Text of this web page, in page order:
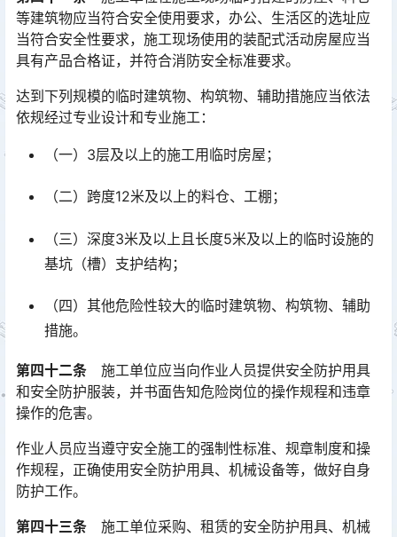
等建筑物应当符合安全使用要求，办公、生活区的选址应
当符合安全性要求，施工现场使用的装配式活动房屋应当
具有产品合格证，并符合消防安全标准要求。󠅅󠅃󠄵󠅂󠄪󠇖󠆨󠆨󠇕󠆞󠆒󠅬󠇘󠆭󠆘󠇙󠆝󠅵󠇗󠆭󠆁󠄐󠇗󠅹󠅸󠇖󠆍󠅳󠇖󠅹󠅰󠇖󠆌󠅹
达到下列规模的临时建筑物、构筑物、辅助措施应当依法
依规经过专业设计和专业施工：
（一）3层及以上的施工用临时房屋；
（二）跨度12米及以上的料仓、工棚；
（三）深度3米及以上且长度5米及以上的临时设施的
基坑（槽）支护结构；
（四）其他危险性较大的临时建筑物、构筑物、辅助
措施。
第四十二条 施工单位应当向作业人员提供安全防护用具
和安全防护服装，并书面告知危险岗位的操作规程和违章
操作的危害。
作业人员应当遵守安全施工的强制性标准、规章制度和操
作规程，正确使用安全防护用具、机械设备等，做好自身
防护工作。
第四十三条 施工单位采购、租赁的安全防护用具、机械